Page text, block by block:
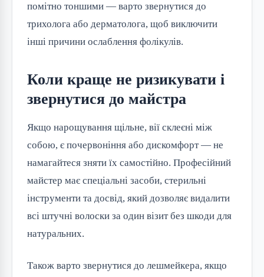
помітно тоншими — варто звернутися до
трихолога або дерматолога, щоб виключити
інші причини ослаблення фолікулів.
Коли краще не ризикувати і
звернутися до майстра
Якщо нарощування щільне, вії склеєні між
собою, є почервоніння або дискомфорт — не
намагайтеся зняти їх самостійно. Професійний
майстер має спеціальні засоби, стерильні
інструменти та досвід, який дозволяє видалити
всі штучні волоски за один візит без шкоди для
натуральних.
Також варто звернутися до лешмейкера, якщо